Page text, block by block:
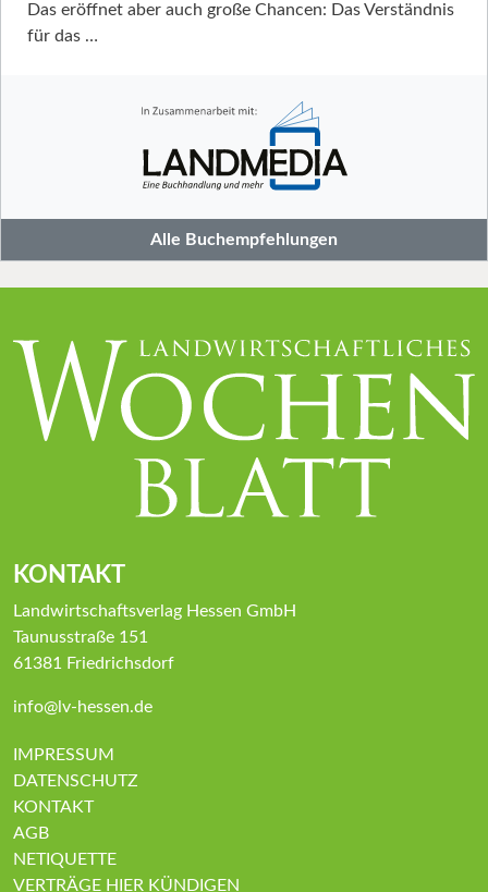
Das eröffnet aber auch große Chancen: Das Verständnis
für das …
Alle Buchempfehlungen
KONTAKT
Landwirtschaftsverlag Hessen GmbH
Taunusstraße 151
61381 Friedrichsdorf
info@lv-hessen.de
IMPRESSUM
DATENSCHUTZ
KONTAKT
AGB
NETIQUETTE
VERTRÄGE HIER KÜNDIGEN